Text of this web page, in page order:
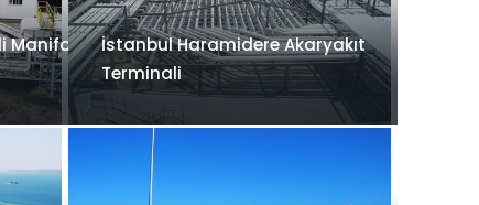
Manifold
İstanbul Haramidere Akaryakıt
Terminali